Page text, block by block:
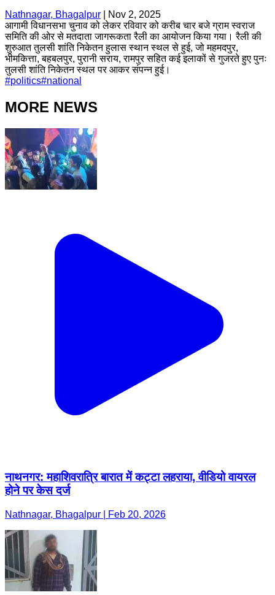
Nathnagar, Bhagalpur
Nov 2, 2025
आगामी विधानसभा चुनाव को लेकर रविवार को करीब चार बजे ग्राम स्वराज
समिति की ओर से मतदाता जागरूकता रैली का आयोजन किया गया। रैली की
शुरुआत तुलसी शांति निकेतन हुलास स्थान स्थल से हुई, जो महमदपुर,
भीमकित्ता, बहबलपुर, पुरानी सराय, रामपुर सहित कई इलाकों से गुजरते हुए पुनः
तुलसी शांति निकेतन स्थल पर आकर संपन्न हुई।
#politics#national
MORE NEWS
नाथनगर: महाशिवरात्रि बारात में कट्टा लहराया, वीडियो वायरल
होने पर केस दर्ज
Nathnagar, Bhagalpur | Feb 20, 2026